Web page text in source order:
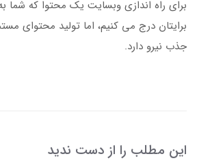
برای راه اندازی وبسایت یک محتوا که شما
برایتان درج می کنیم، اما تولید محتوای
جذب نیرو دارد.
این مطلب را از دست ندید